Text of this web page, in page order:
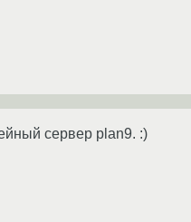
сервер plan9. :)